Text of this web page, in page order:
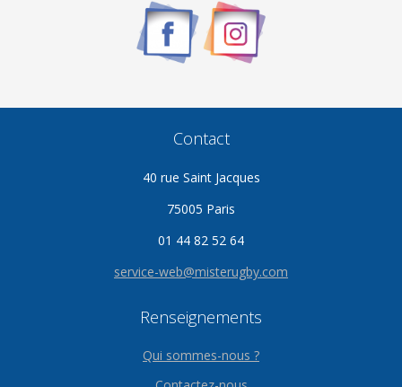
Contact
40 rue Saint Jacques
75005 Paris
01 44 82 52 64
service-web@misterugby.com
Renseignements
Qui sommes-nous ?